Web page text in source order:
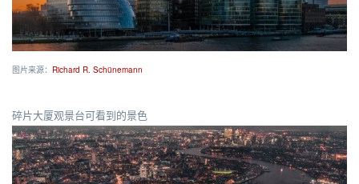
图片来源： Richard R. Schünemann
碎片大厦观景台可看到的景色